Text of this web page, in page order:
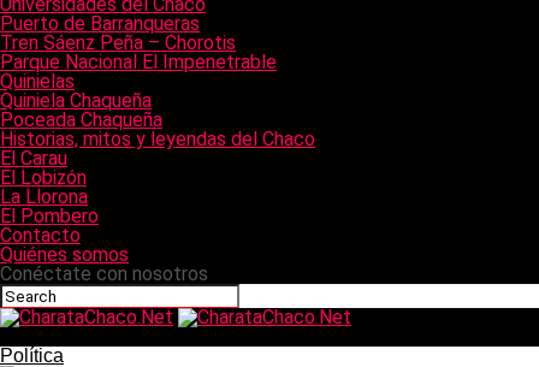
Puerto de Barranqueras
Tren Sáenz Peña – Chorotis
Parque Nacional El Impenetrable
Quinielas
Quiniela Chaqueña
Poceada Chaqueña
Historias, mitos y leyendas del Chaco
El Carau
El Lobizón
La Llorona
El Pombero
Contacto
Quiénes somos
Conéctate con nosotros
Política